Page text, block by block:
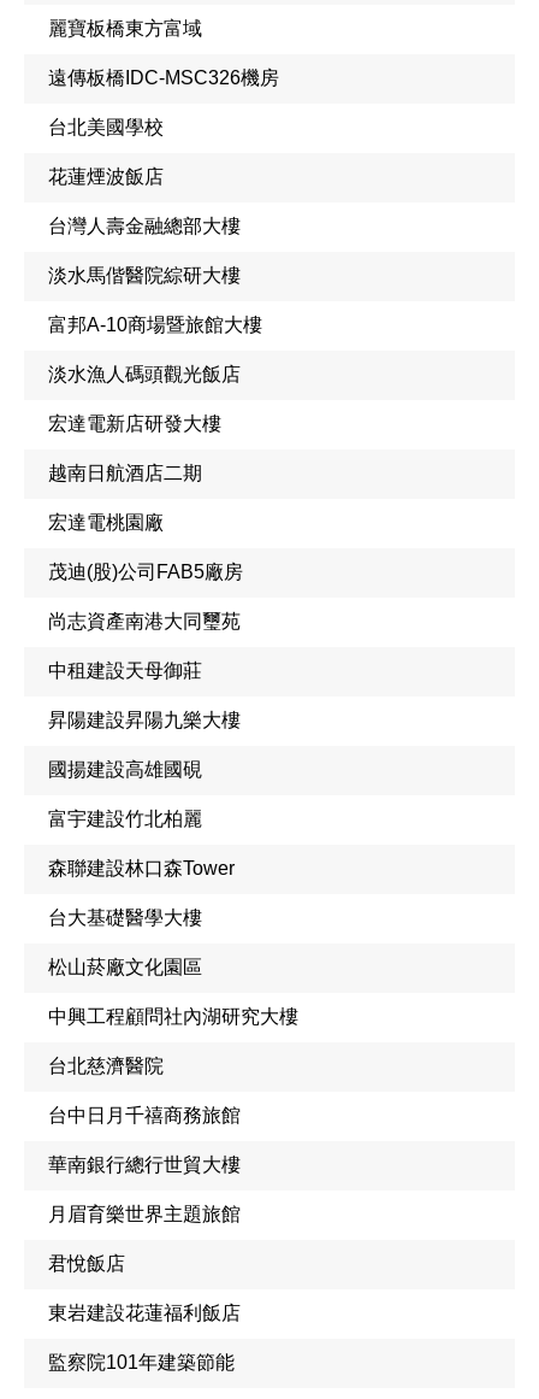
麗寶板橋東方富域
遠傳板橋IDC-MSC326機房
台北美國學校
花蓮煙波飯店
台灣人壽金融總部大樓
淡水馬偕醫院綜研大樓
富邦A-10商場暨旅館大樓
淡水漁人碼頭觀光飯店
宏達電新店研發大樓
越南日航酒店二期
宏達電桃園廠
茂迪(股)公司FAB5廠房
尚志資產南港大同璽苑
中租建設天母御莊
昇陽建設昇陽九樂大樓
國揚建設高雄國硯
富宇建設竹北柏麗
森聯建設林口森Tower
台大基礎醫學大樓
松山菸廠文化園區
中興工程顧問社內湖研究大樓
台北慈濟醫院
台中日月千禧商務旅館
華南銀行總行世貿大樓
月眉育樂世界主題旅館
君悅飯店
東岩建設花蓮福利飯店
監察院101年建築節能